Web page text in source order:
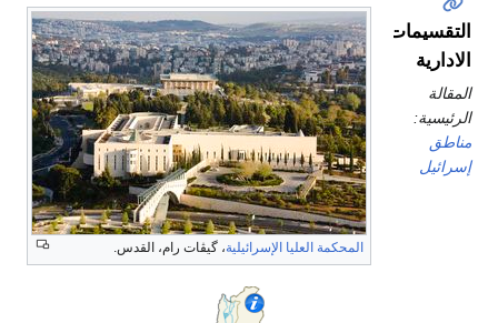
المحكمة العليا الإسرائيلية، گيڤات رام، القدس.